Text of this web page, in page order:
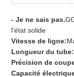
- Je ne sais pas.
l'état solide
Vitesse de ligne:
Longueur du tube:
Précision de
Capacité